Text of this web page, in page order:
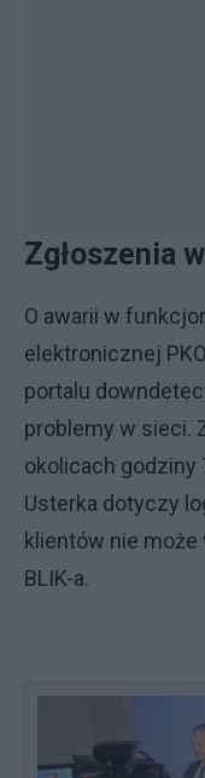
Zgłoszenia
O awarii w
elektronicznej
portalu
problemy w sieci.
okolicach godziny
Usterka dotyczy
klientów nie może
BLIK-a.